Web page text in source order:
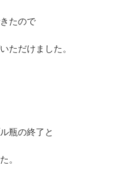
たので
ただけました。
瓶の終了と
。